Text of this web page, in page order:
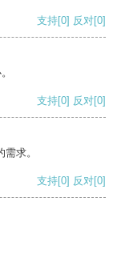
支持[0] 反对[0]
支持[0] 反对[0]
求。
支持[0] 反对[0]